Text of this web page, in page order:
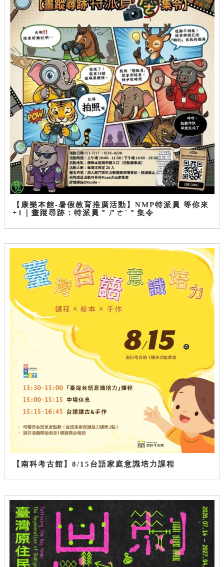
【康樂本館-暑假教育推廣活動】NMP特派員 等你來
+1｜畫蹤尋跡：特派員＂ㄕㄜˋ＂集令
【南科考古館】8/15台語家庭意識培力課程